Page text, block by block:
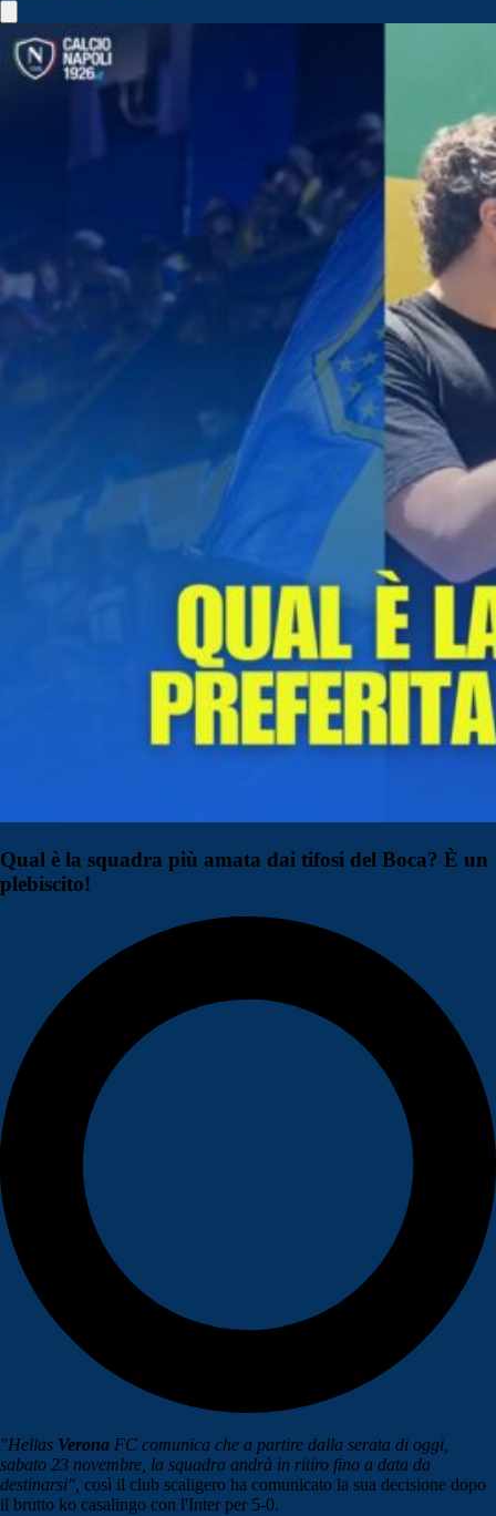
Qual è la squadra più amata dai tifosi del Boca? È un
plebiscito!
"Hellas Verona FC comunica che a partire dalla serata di oggi,
sabato 23 novembre, la squadra andrà in ritiro fino a data da
destinarsi", così il club scaligero ha comunicato la sua decisione dopo
il brutto ko casalingo con l'Inter per 5-0.